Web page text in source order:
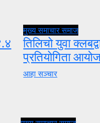
मुख्य समाचारसमाज
तिलिचो युवा
प्रतियोगिता
आहा सञ्चार